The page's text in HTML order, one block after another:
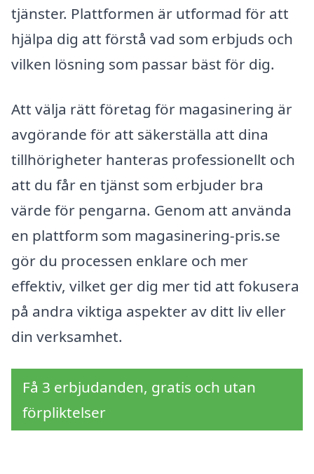
tjänster. Plattformen är utformad för att
hjälpa dig att förstå vad som erbjuds och
vilken lösning som passar bäst för dig.
Att välja rätt företag för magasinering är
avgörande för att säkerställa att dina
tillhörigheter hanteras professionellt och
att du får en tjänst som erbjuder bra
värde för pengarna. Genom att använda
en plattform som magasinering-pris.se
gör du processen enklare och mer
effektiv, vilket ger dig mer tid att fokusera
på andra viktiga aspekter av ditt liv eller
din verksamhet.
Få 3 erbjudanden, gratis och utan
förpliktelser